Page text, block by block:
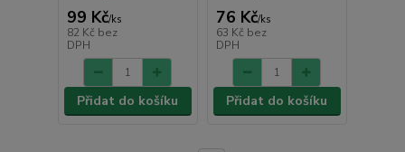
99 Kč/ks
82 Kč bez
DPH
Přidat do košíku
76 Kč/ks
63 Kč bez
DPH
Přidat do košíku